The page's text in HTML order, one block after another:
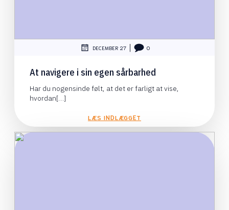
DECEMBER 27 0
At navigere i sin egen sårbarhed
Har du nogensinde følt, at det er farligt at vise,
hvordan[…]
LÆS INDLÆGGET